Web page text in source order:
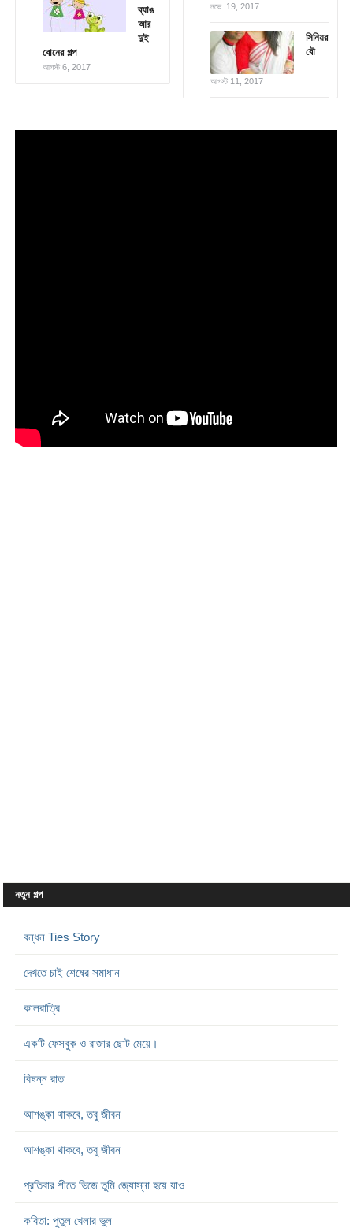
ব্যাঙ
আর
দুই
বোনের গল্প
আগস্ট 6, 2017
নভে. 19, 2017
সিনিয়র
বৌ
আগস্ট 11, 2017
নতুন গল্প
বন্ধন Ties Story
দেখতে চাই শেষের সমাধান
কালরাত্রি
একটি ফেসবুক ও রাজার ছোট মেয়ে।
বিষন্ন রাত
আশঙ্কা থাকবে, তবু জীবন
আশঙ্কা থাকবে, তবু জীবন
প্রতিবার শীতে ভিজে তুমি জ্যোস্না হয়ে যাও
কবিতা: পুতুল খেলার ভুল